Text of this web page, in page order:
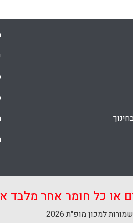
על תוצאות
או כל חומר אחר
למכון מופ"ת 2026